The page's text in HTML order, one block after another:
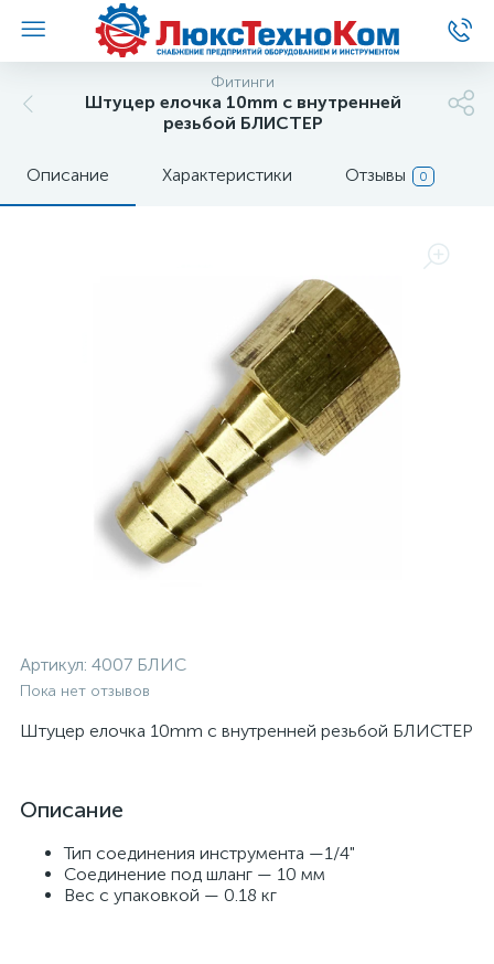
Фитинги
Штуцер елочка 10mm с внутренней
резьбой БЛИСТЕР
Описание Характеристики Отзывы 0
Артикул: 4007 БЛИС
Пока нет отзывов
Штуцер елочка 10mm с внутренней резьбой БЛИСТЕР
Описание
Тип соединения инструмента —1/4"
Соединение под шланг — 10 мм
Вес с упаковкой — 0.18 кг